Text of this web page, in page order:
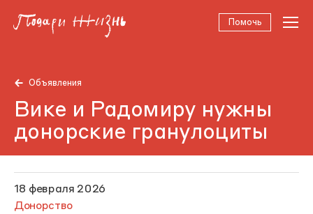
Помочь
Объявления
Вике и Радомиру нужны
донорские гранулоциты
18 февраля 2026
Донорство